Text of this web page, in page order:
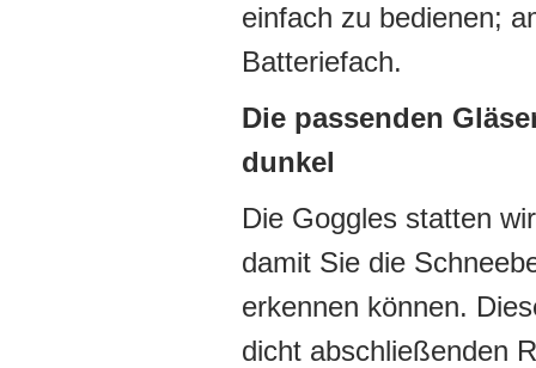
einfach zu bedienen;
Batteriefach.
Die passenden
dunkel
Die Goggles statten
damit Sie die
erkennen können.
dicht abschließenden